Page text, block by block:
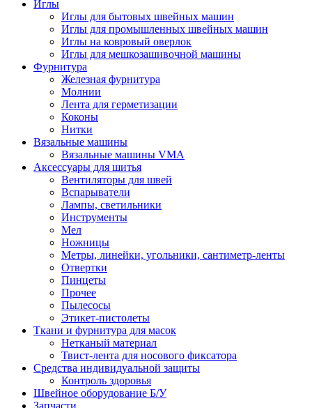
Иглы
Иглы для бытовых швейных машин
Иглы для промышленных швейных машин
Иглы на ковровый оверлок
Иглы для мешкозашивочной машины
Фурнитура
Железная фурнитура
Молнии
Лента для герметизации
Коконы
Нитки
Вязальные машины
Вязальные машины VMA
Аксессуары для шитья
Вентиляторы для швей
Вспарыватели
Лампы, светильники
Инструменты
Мел
Ножницы
Метры, линейки, угольники, сантиметр-ленты
Отвертки
Пинцеты
Прочее
Пылесосы
Этикет-пистолеты
Ткани и фурнитура для масок
Нетканый материал
Твист-лента для носового фиксатора
Средства индивидуальной защиты
Контроль здоровья
Швейное оборудование Б/У
Запчасти